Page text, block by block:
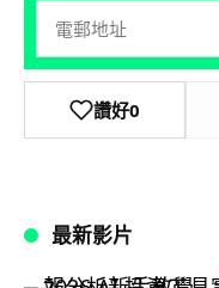
讚好0
最新影片